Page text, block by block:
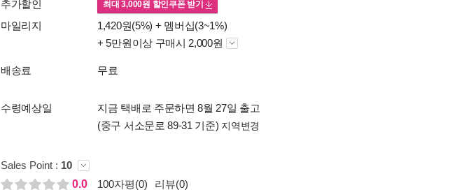
추가할인 최대3,000원 할인쿠폰 받기
마일리지 1,420원(5%) + 멤버십(3~1%)
+ 5만원이상 구매시 2,000원
배송료 무료
수령예상일
지금 택배로 주문하면 8월 27일 출고
(중구 서소문로 89-31 기준) 지역변경
Sales Point : 10
0.0
100자평(0) 리뷰(0)